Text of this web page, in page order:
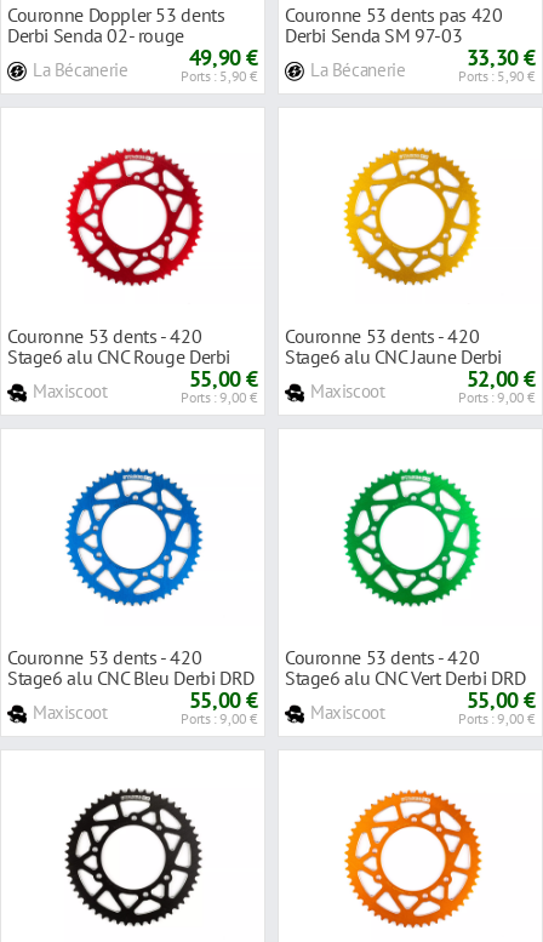
Couronne Doppler 53 dents
Derbi Senda 02- rouge
La Bécanerie 49,90 €
Ports : 5,90 €
Couronne 53 dents pas 420
Derbi Senda SM 97-03
La Bécanerie 33,30 €
Ports : 5,90 €
Couronne 53 dents - 420
Stage6 alu CNC Rouge Derbi
Maxiscoot 55,00 €
Ports : 9,00 €
Couronne 53 dents - 420
Stage6 alu CNC Jaune Derbi
Maxiscoot 52,00 €
Ports : 9,00 €
Couronne 53 dents - 420
Stage6 alu CNC Bleu Derbi DRD
Maxiscoot 55,00 €
Ports : 9,00 €
Couronne 53 dents - 420
Stage6 alu CNC Vert Derbi DRD
Maxiscoot 55,00 €
Ports : 9,00 €